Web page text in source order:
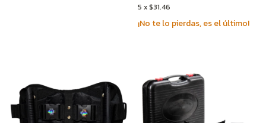
5 x$31.46
¡No te lo pierdas, es el último!